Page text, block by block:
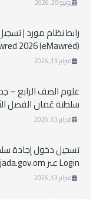
يونيو 28, 2026
رابط نظام مورد |
2026 (eMawred)
فبراير 13, 2026
علوم الصف الرابع –
سلطنة عُمان الفصل
فبراير 13, 2026
Login عبر ejada.gov.om
فبراير 13, 2026